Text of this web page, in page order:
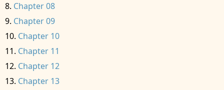
Chapter 08
Chapter 09
Chapter 10
Chapter 11
Chapter 12
Chapter 13